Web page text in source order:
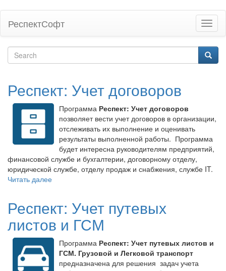
content
РеспектСофт
Search
Респект: Учет договоров
Программа Респект: Учет договоров
позволяет вести учет договоров в организации,
отслеживать их выполнение и оценивать
результаты выполненной работы. Программа
будет интересна руководителям предприятий,
финансовой службе и бухгалтерии, договорному отделу,
юридической службе, отделу продаж и снабжения, службе IT.
Читать далее
Респект: Учет путевых
листов и ГСМ
Программа Респект: Учет путевых листов и
ГСМ. Грузовой и Легковой транспорт
предназначена для решения задач учета